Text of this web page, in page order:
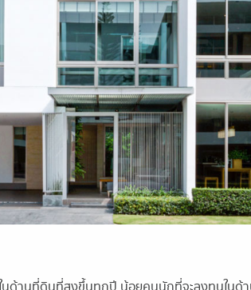
ด้านที่ดินที่สูงขึ้นทุกปี น้อยคนนักที่จะลงทุนในด้า